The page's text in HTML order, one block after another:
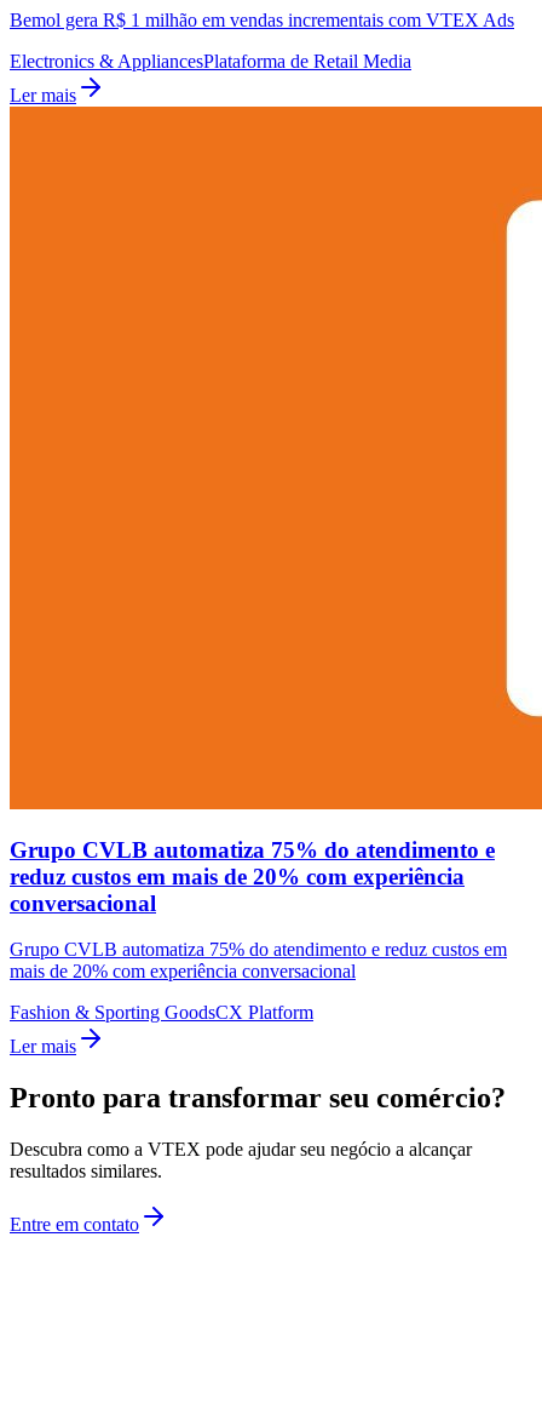
Bemol gera R$ 1 milhão em vendas incrementais com VTEX Ads
Electronics & AppliancesPlataforma de Retail Media
Ler mais
Grupo CVLB automatiza 75% do atendimento e
reduz custos em mais de 20% com experiência
conversacional
Grupo CVLB automatiza 75% do atendimento e reduz custos em
mais de 20% com experiência conversacional
Fashion & Sporting GoodsCX Platform
Ler mais
Pronto para transformar seu comércio?
Descubra como a VTEX pode ajudar seu negócio a alcançar
resultados similares.
Entre em contato